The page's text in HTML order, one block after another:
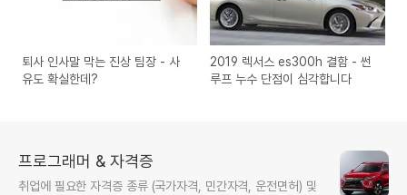
퇴사 인사말 막는 진상 팀장 - 사
유도 확실한데?
2019 렉서스 es300h 결함 - 썬
루프 누수 단점이 심각합니다
프로그래머 & 자격증
취업에 필요한 자격증 종류 (국가자격, 민간자격, 운전면허) 및